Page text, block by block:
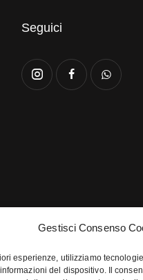
Gestisci Consenso
esperienze, utilizziamo
del dispositivo. Il
Seguici